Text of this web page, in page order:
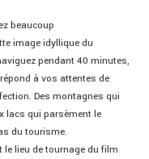
beaucoup
image idyllique du
pendant 40 minutes,
à vos attentes de
Des montagnes qui
lacs qui parsèment le
du tourisme.
le lieu de tournage du film